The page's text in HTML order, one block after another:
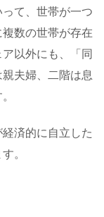
て、世帯が一つ
数の世帯が存在
以外にも、「同
夫婦、二階は息
済的に自立した
。